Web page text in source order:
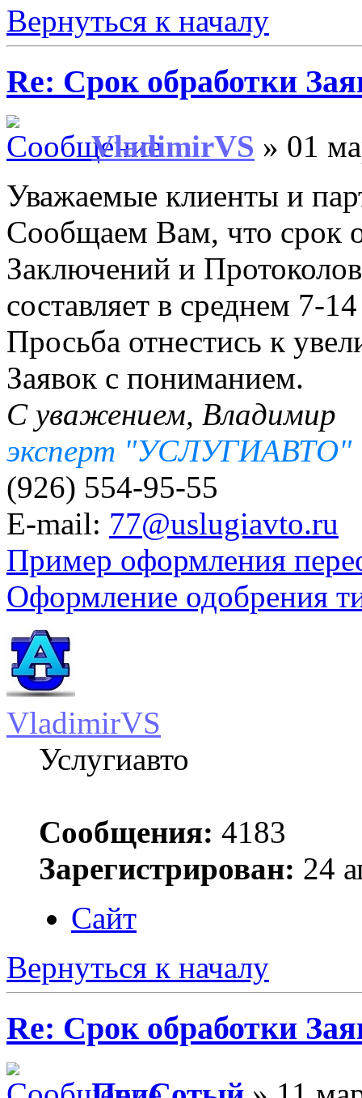
Вернуться к началу
Re: Срок обработки
VladimirVS » 01
Уважаемые клиенты и
Сообщаем Вам, что срок
Заключений и
составляет в среднем 7-
Просьба отнестись к
Заявок с пониманием.
С уважением, Владимир
эксперт "УСЛУГИАВТО"
(926) 554-95-55
E-mail: 77@uslugiavto.ru
Пример оформления
Оформление одобрения
VladimirVS
Услугиавто
Сообщения: 4183
Зарегистрирован: 24
Сайт
Вернуться к началу
Re: Срок обработки